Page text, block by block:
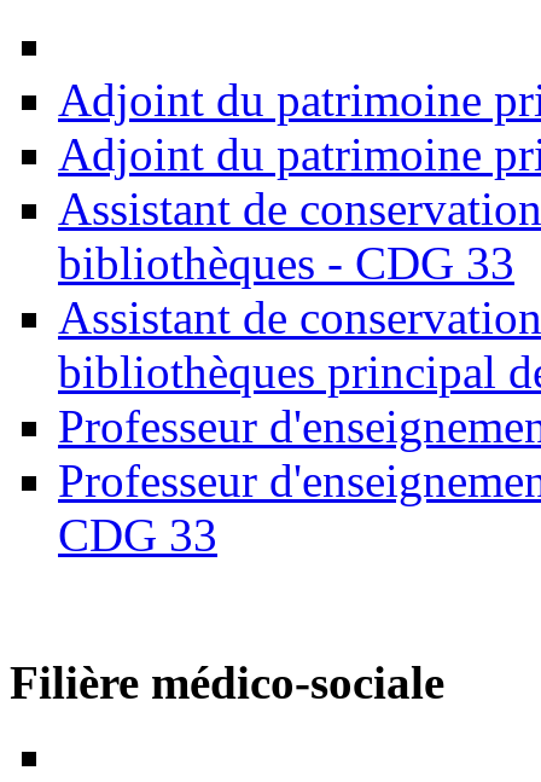
Adjoint du patrimoine
Adjoint du patrimoine
Assistant de
bibliothèques - CDG 33
Assistant de
bibliothèques principal
Professeur
Professeur
CDG 33
Filière médico-sociale